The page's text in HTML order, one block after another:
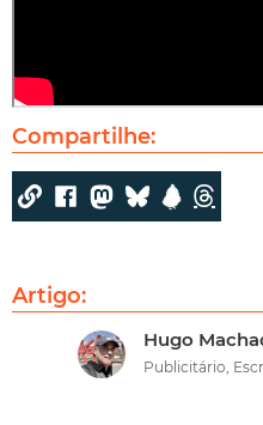
Compartilhe:
Artigo:
Hugo
Publicitário,